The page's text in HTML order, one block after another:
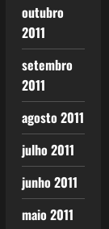
outubro
2011
setembro
2011
agosto 2011
julho 2011
junho 2011
maio 2011